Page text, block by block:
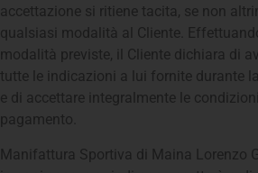
accettazione si ritiene tacita, se non
qualsiasi modalità al Cliente.
modalità previste, il Cliente dichiara di
tutte le indicazioni a lui fornite durante
e di accettare integralmente le condizioni
pagamento.
Manifattura Sportiva di Maina Lorenzo